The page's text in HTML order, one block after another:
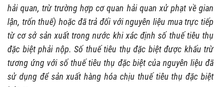
hải quan, trừ trường hợp cơ quan hải quan xử phạt về gian
lận, trốn thuế) hoặc đã trả đối với nguyên liệu mua trực tiếp
từ cơ sở sản xuất trong nước khi xác định số thuế tiêu thụ
đặc biệt phải nộp. Số thuế tiêu thụ đặc biệt được khấu trừ
tương ứng với số thuế tiêu thụ đặc biệt của nguyên liệu đã
sử dụng để sản xuất hàng hóa chịu thuế tiêu thụ đặc biệt